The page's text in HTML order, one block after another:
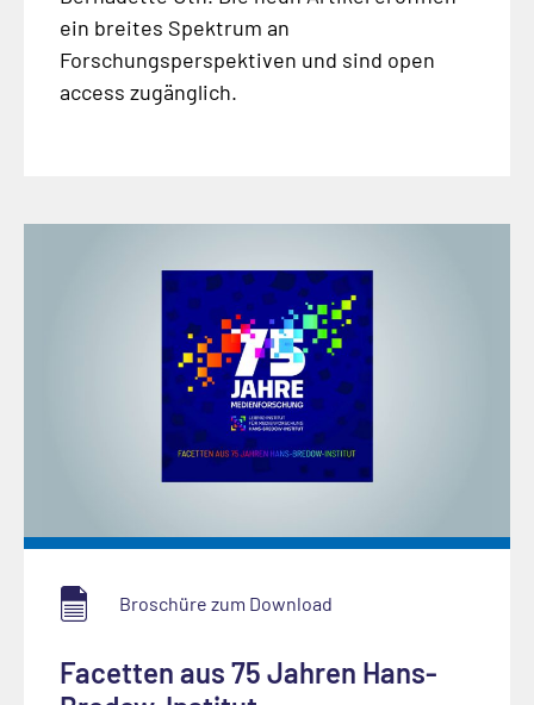
ein breites Spektrum an
Forschungsperspektiven und sind open
access zugänglich.
Broschüre zum Download
Facetten aus 75 Jahren Hans-